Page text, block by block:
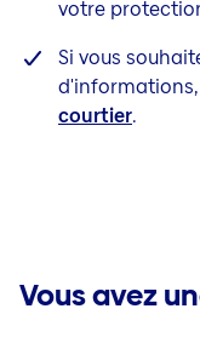
votre
Si vous
courtier.
Vous avez